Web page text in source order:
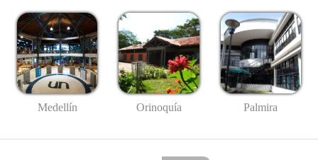
Medellín Orinoquía Palmira